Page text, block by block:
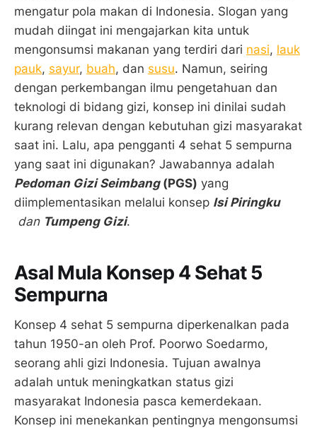
mengatur pola makan di Indonesia. Slogan yang
mudah diingat ini mengajarkan kita untuk
mengonsumsi makanan yang terdiri dari nasi, lauk
pauk, sayur, buah, dan susu. Namun, seiring
dengan perkembangan ilmu pengetahuan dan
teknologi di bidang gizi, konsep ini dinilai sudah
kurang relevan dengan kebutuhan gizi masyarakat
saat ini. Lalu, apa pengganti 4 sehat 5 sempurna
yang saat ini digunakan? Jawabannya adalah
Pedoman Gizi Seimbang(PGS) yang
diimplementasikan melalui konsep Isi Piringku
dan Tumpeng Gizi.
Asal Mula Konsep 4 Sehat 5
Sempurna
Konsep 4 sehat 5 sempurna diperkenalkan pada
tahun 1950-an oleh Prof. Poorwo Soedarmo,
seorang ahli gizi Indonesia. Tujuan awalnya
adalah untuk meningkatkan status gizi
masyarakat Indonesia pasca kemerdekaan.
Konsep ini menekankan pentingnya mengonsumsi